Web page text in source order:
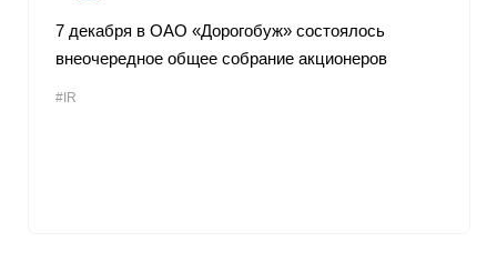
7 декабря в ОАО «Дорогобуж» состоялось
внеочередное общее собрание акционеров
#IR